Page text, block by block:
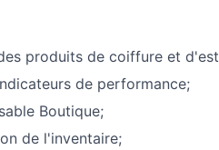
produits de coiffure et
de performance;
Boutique;
de l'inventaire;